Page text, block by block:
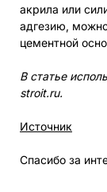
акрила или
адгезию,
цементной
В статье
stroit.ru.
Источник
Спасибо за